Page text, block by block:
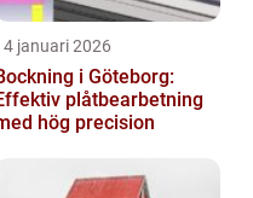
januari 2026
i Göteborg:
plåtbearbetning
hög precision